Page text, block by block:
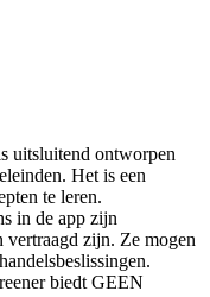
uitsluitend ontworpen
Het is een
te leren.
in de app zijn
zijn. Ze mogen
biedt GEEN